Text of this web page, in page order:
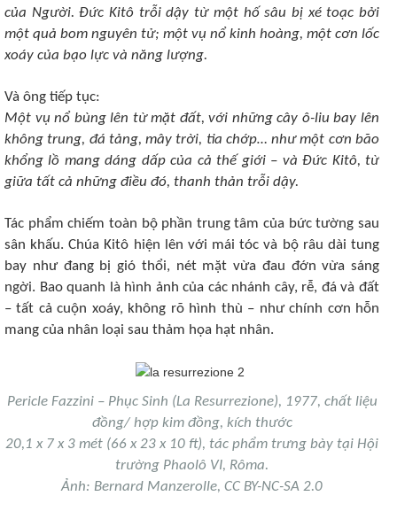
của Người. Đức Kitô trỗi dậy từ một hố sâu bị xé toạc bởi
một quả bom nguyên tử; một vụ nổ kinh hoàng, một cơn lốc
xoáy của bạo lực và năng lượng.
Và ông tiếp tục:
Một vụ nổ bùng lên từ mặt đất, với những cây ô-liu bay lên
không trung, đá tảng, mây trời, tia chớp… như một cơn bão
khổng lồ mang dáng dấp của cả thế giới – và Đức Kitô, từ
giữa tất cả những điều đó, thanh thản trỗi dậy.
Tác phẩm chiếm toàn bộ phần trung tâm của bức tường sau
sân khấu. Chúa Kitô hiện lên với mái tóc và bộ râu dài tung
bay như đang bị gió thổi, nét mặt vừa đau đớn vừa sáng
ngời. Bao quanh là hình ảnh của các nhánh cây, rễ, đá và đất
– tất cả cuộn xoáy, không rõ hình thù – như chính cơn hỗn
mang của nhân loại sau thảm họa hạt nhân.
Pericle Fazzini – Phục Sinh (La Resurrezione), 1977, chất liệu
đồng/ hợp kim đồng, kích thước
20,1 x 7 x 3 mét (66 x 23 x 10 ft), tác phẩm trưng bày tại Hội
trường Phaolô VI, Rôma.
Ảnh: Bernard Manzerolle, CC BY-NC-SA 2.0​